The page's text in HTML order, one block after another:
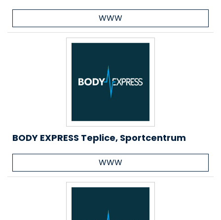
WWW
BODY EXPRESS Teplice, Sportcentrum
WWW